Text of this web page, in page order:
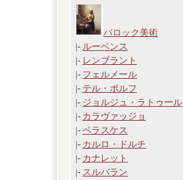
バロック美術
|- ルーベンス
|- レンブラント
|- フェルメール
|- テル・ボルフ
|- ジョルジュ・ラトゥール
|- カラヴァッジョ
|- ベラスケス
|- カルロ・ドルチ
|- カナレット
|- スルバラン